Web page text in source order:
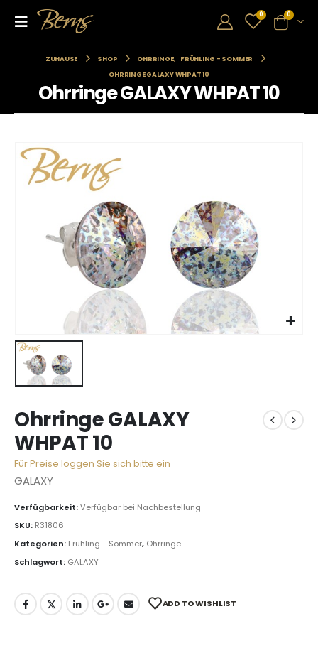
0 0
ZUHAUSE SHOP OHRRINGE,
FRÜHLING - SOMMER
OHRRINGE GALAXY WHPAT 10
Ohrringe GALAXY WHPAT 10
Ohrringe GALAXY
WHPAT 10
Für Preise loggen Sie sich bitte ein
GALAXY
Verfügbarkeit:Verfügbar bei Nachbestellung
SKU: R31806
Kategorien: Frühling - Sommer, Ohrringe
Schlagwort: GALAXY
ADD TO WISHLIST